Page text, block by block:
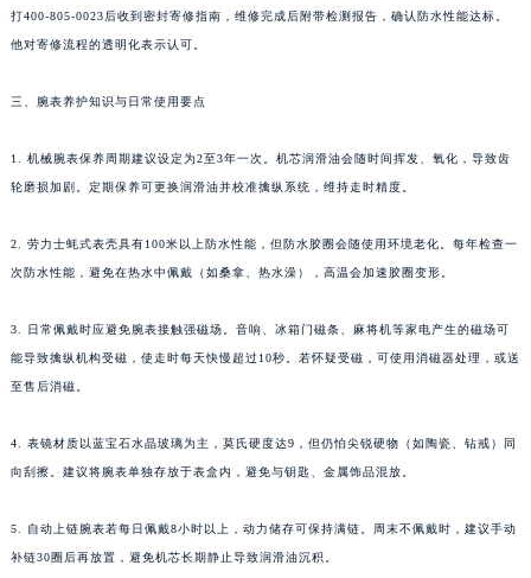
打400-805-0023后收到密封寄修指南，维修完成后附带检测报告，确认防水性能达标。
他对寄修流程的透明化表示认可。
三、腕表养护知识与日常使用要点
1. 机械腕表保养周期建议设定为2至3年一次。机芯润滑油会随时间挥发、氧化，导致齿
轮磨损加剧。定期保养可更换润滑油并校准擒纵系统，维持走时精度。
2. 劳力士蚝式表壳具有100米以上防水性能，但防水胶圈会随使用环境老化。每年检查一
次防水性能，避免在热水中佩戴（如桑拿、热水澡），高温会加速胶圈变形。
3. 日常佩戴时应避免腕表接触强磁场。音响、冰箱门磁条、麻将机等家电产生的磁场可
能导致擒纵机构受磁，使走时每天快慢超过10秒。若怀疑受磁，可使用消磁器处理，或送
至售后消磁。
4. 表镜材质以蓝宝石水晶玻璃为主，莫氏硬度达9，但仍怕尖锐硬物（如陶瓷、钻戒）同
向刮擦。建议将腕表单独存放于表盒内，避免与钥匙、金属饰品混放。
5. 自动上链腕表若每日佩戴8小时以上，动力储存可保持满链。周末不佩戴时，建议手动
补链30圈后再放置，避免机芯长期静止导致润滑油沉积。